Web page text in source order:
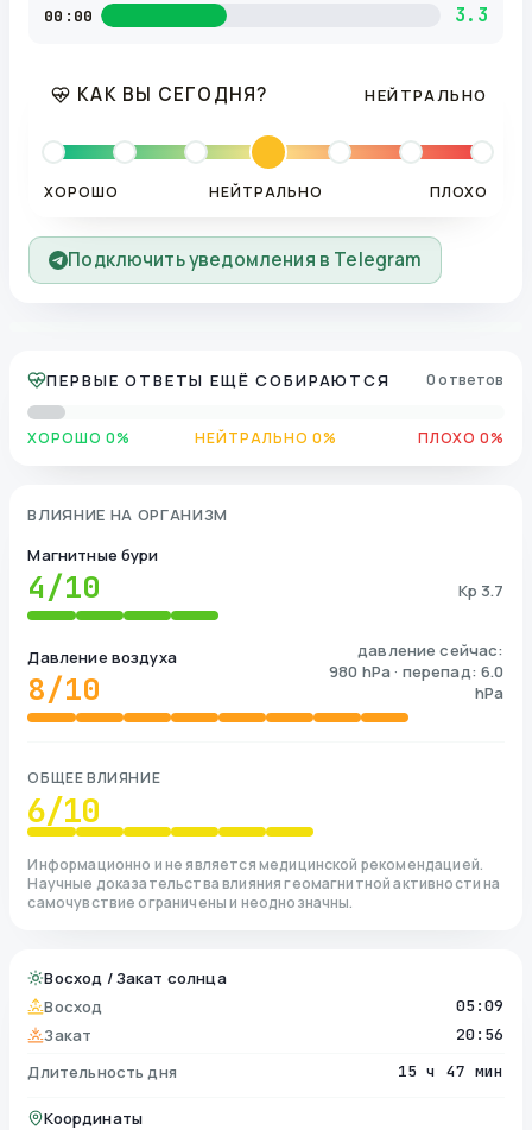
00:00 3.3
КАК ВЫ СЕГОДНЯ? НЕЙТРАЛЬНО
ХОРОШО НЕЙТРАЛЬНО ПЛОХО
Подключить уведомления в Telegram
ПЕРВЫЕ ОТВЕТЫ ЕЩЁ СОБИРАЮТСЯ 0 ответов
ХОРОШО 0% НЕЙТРАЛЬНО 0% ПЛОХО 0%
ВЛИЯНИЕ НА ОРГАНИЗМ
Магнитные бури
4/10 Kp 3.7
Давление воздуха
8/10
давление сейчас:
980 hPa · перепад: 6.0
hPa
ОБЩЕЕ ВЛИЯНИЕ
6/10
Информационно и не является медицинской рекомендацией.
Научные доказательства влияния геомагнитной активности на
самочувствие ограничены и неоднозначны.
Восход / Закат солнца
Восход
05:09
Закат 20:56
Длительность дня 15 ч 47 мин
Координаты